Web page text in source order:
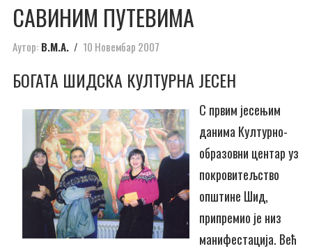
САВИНИМ ПУТЕВИМА
Аутор: В.М.А. 10 Новембар 2007
БОГАТА ШИДСКА КУЛТУРНА ЈЕСЕН
С првим јесењим
данима Културно-
образовни центар уз
покровитељство
општине Шид,
припремио је низ
манифестација. Већ